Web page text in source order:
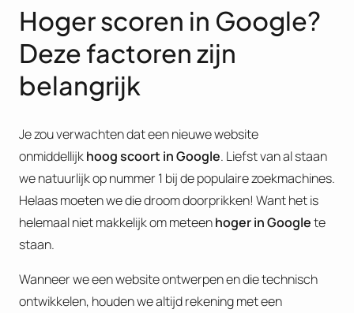
Hoger scoren in Google?
Deze factoren zijn
belangrijk
Je zou verwachten dat een nieuwe website
onmiddellijkhoog scoort in Google. Liefst van al staan
we natuurlijk op nummer 1 bij de populaire zoekmachines.
Helaas moeten we die droom doorprikken! Want het is
helemaal niet makkelijk om meteenhoger in Googlete
staan.
Wanneer we een website ontwerpen en die technisch
ontwikkelen, houden we altijd rekening met een